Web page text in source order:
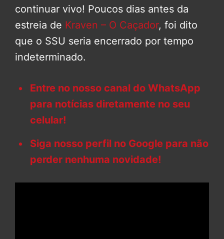
continuar vivo! Poucos dias antes da
estreia de Kraven – O Caçador, foi dito
que o SSU seria encerrado por tempo
indeterminado.
Entre no nosso canal do WhatsApp
para notícias diretamente no seu
celular!
Siga nosso perfil no Google para não
perder nenhuma novidade!